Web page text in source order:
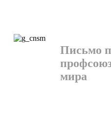
Письмо
мира